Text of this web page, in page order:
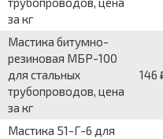
за кг
Мастика битумно-
резиновая МБР-100
для стальных
трубопроводов, цена
за кг
146
Мастика 51-Г-6 для